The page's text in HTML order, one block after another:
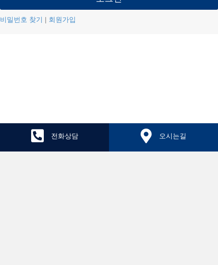
비밀번호 찾기 | 회원가입
전화상담 오시는길